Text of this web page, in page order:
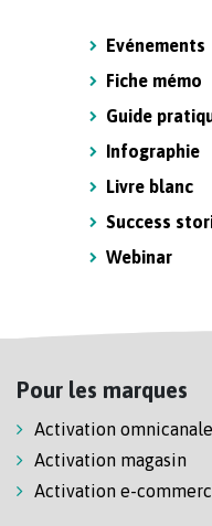
Evénements
Fiche mémo
Guide
Infographie
Livre blanc
Success
Webinar
Pour les marques
Activation omnicanale
Activation magasin
Activation e-